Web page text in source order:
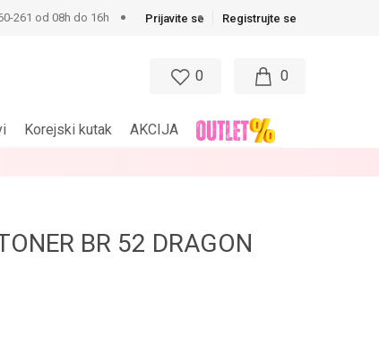
Prijavite se Registrujte se
261 od 08h do 16h
0
0
Korejski kutak AKCIJA
BR 52 DRAGON